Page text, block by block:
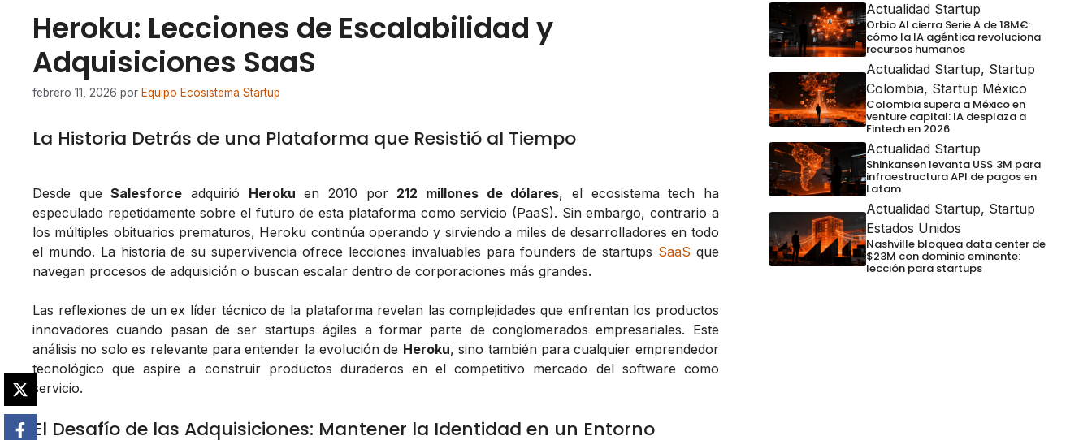
Heroku: Lecciones de Escalabilidad y
Adquisiciones SaaS
febrero 11, 2026 por Equipo Ecosistema Startup
La Historia Detrás de una Plataforma que Resistió al Tiempo
Desde queSalesforce adquirió Heroku en 2010 por 212 millones de dólares, el ecosistema tech ha
especulado repetidamente sobre el futuro de esta plataforma como servicio (PaaS). Sin embargo, contrario a
los múltiples obituarios prematuros, Heroku continúa operando y sirviendo a miles de desarrolladores en todo
el mundo. La historia de su supervivencia ofrece lecciones invaluables para founders de startups SaaS que
navegan procesos de adquisición o buscan escalar dentro de corporaciones más grandes.
Las reflexiones de un ex líder técnico de la plataforma revelan las complejidades que enfrentan los productos
innovadores cuando pasan de ser startups ágiles a formar parte de conglomerados empresariales. Este
análisis no solo es relevante para entender la evolución de Heroku, sino también para cualquier emprendedor
tecnológico que aspire a construir productos duraderos en el competitivo mercado del software como
servicio.
El Desafío de las Adquisiciones: Mantener la Identidad en un Entorno
Actualidad Startup
Orbio AI cierra Serie A de 18M€:
cómo la IA agéntica revoluciona
recursos humanos
Actualidad Startup, Startup
Colombia, Startup México
Colombia supera a México en
venture capital: IA desplaza a
Fintech en 2026
Actualidad Startup
Shinkansen levanta US$ 3M para
infraestructura API de pagos en
Latam
Actualidad Startup, Startup
Estados Unidos
Nashville bloquea data center de
$23M con dominio eminente:
lección para startups